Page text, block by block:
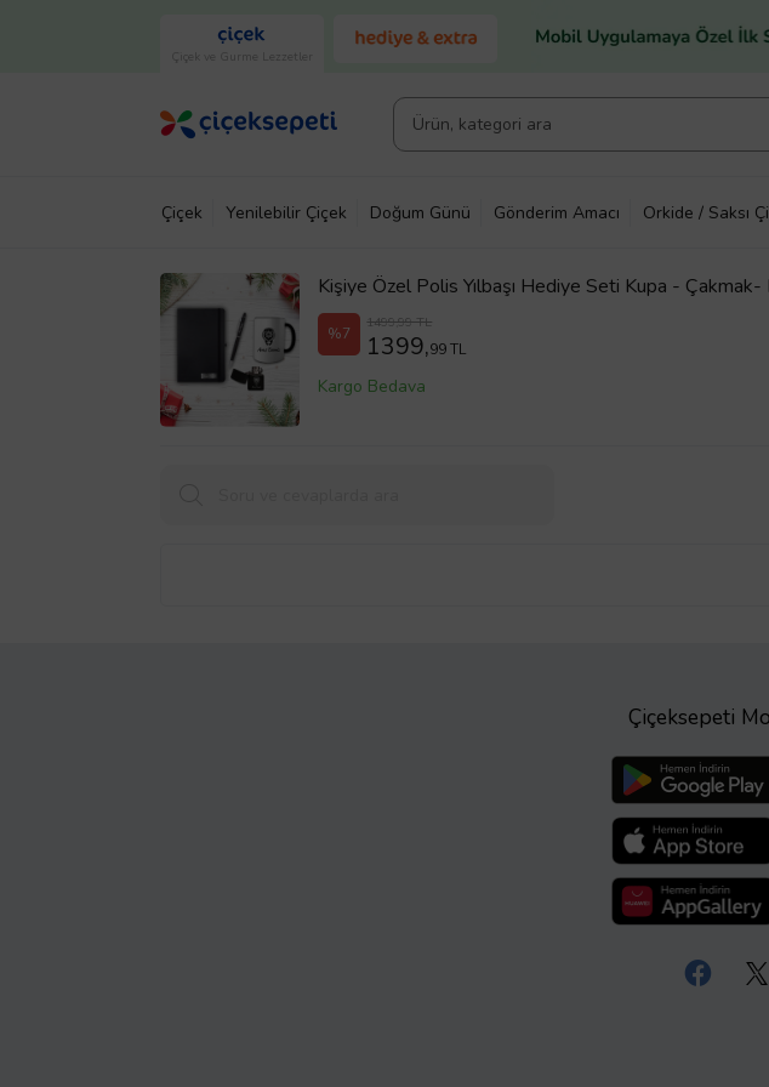
Çiçek ve Gurme Lezzetler
Çiçek Yenilebilir Çiçek Doğum Günü Gönderim Amacı Orkide / Saksı
Kişiye Özel Polis Yılbaşı Hediye Seti Kupa -
%7
1499,99 TL
1399,99 TL
Kargo Bedava
Çiçeksepeti